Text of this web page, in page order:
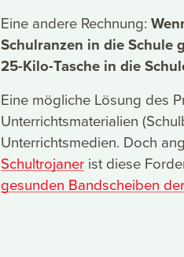
Eine andere Rechnung:
Schulranzen in die Schule
25-Kilo-Tasche in die
Eine mögliche Lösung des
Unterrichtsmaterialien
Unterrichtsmedien. Doch
Schultrojaner ist diese
gesunden Bandscheiben